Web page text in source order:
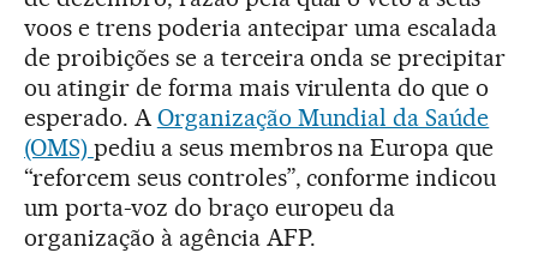
voos e trens poderia antecipar uma escalada
de proibições se a terceira onda se precipitar
ou atingir de forma mais virulenta do que o
esperado. A Organização Mundial da Saúde
(OMS) pediu a seus membros na Europa que
“reforcem seus controles”, conforme indicou
um porta-voz do braço europeu da
organização à agência AFP.